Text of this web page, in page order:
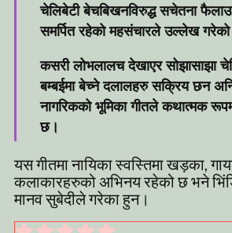
चेलिबेटी बेचबिखनविरुद्ध सचेतना
समर्पित रहेको महसंचारले उल्लेख
कसरी लोभलालच देखाएर सोझासाझा
बम्बईमा बेच्ने दलालहरु सक्रिय छन अनि
नागरिकको भूमिका गीतले कथात्मक
छ।
यस गीतमा नायिका स्वस्तिमा खड़का,
कलाकारहरुको अभिनय रहेको छ भने
मानव सुबेदीले गरेका हुन।